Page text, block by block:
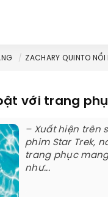
ZACHARY QUINTO
với trang
– Xuất hiện trên
phim Star Trek,
trang phục
như...